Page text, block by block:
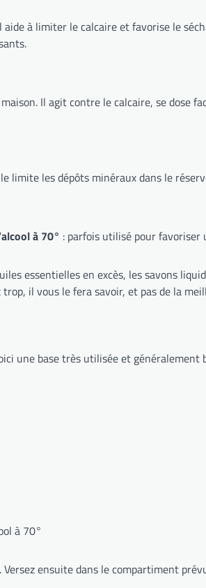
aide à limiter le calcaire et favorise le
Il agit contre le calcaire, se dose
limite les dépôts minéraux dans le
à 70° : parfois utilisé pour favoriser
essentielles en excès, les savons
il vous le fera savoir, et pas de la
une base très utilisée et généralement
à 70°
ensuite dans le compartiment